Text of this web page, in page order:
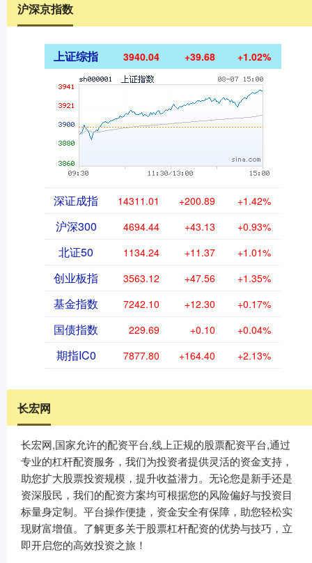
沪深京指数
上证综指 3940.04 +39.68 +1.02%
深证成指 14311.01 +200.89 +1.42%
沪深300 4694.44 +43.13 +0.93%
北证50 1134.24 +11.37 +1.01%
创业板指 3563.12 +47.56 +1.35%
基金指数 7242.10 +12.30 +0.17%
国债指数 229.69 +0.10 +0.04%
期指IC0 7877.80 +164.40 +2.13%
长宏网
长宏网,国家允许的配资平台,线上正规的股票配资平台,通过
专业的杠杆配资服务，我们为投资者提供灵活的资金支持，
助您扩大股票投资规模，提升收益潜力。无论您是新手还是
资深股民，我们的配资方案均可根据您的风险偏好与投资目
标量身定制。平台操作便捷，资金安全有保障，助您轻松实
现财富增值。了解更多关于股票杠杆配资的优势与技巧，立
即开启您的高效投资之旅！